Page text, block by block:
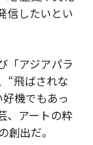
信したいとい
「アジアパラ
“飛ばされな
機でもあっ
、アートの粋
出だ。